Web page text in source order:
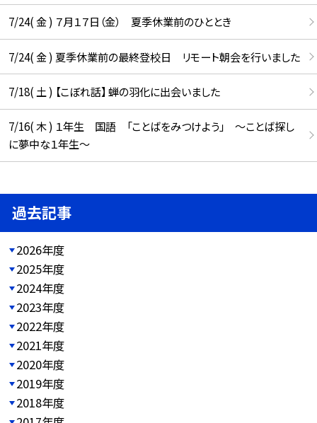
7/24( 金 ) ７月１７日（金） 夏季休業前のひととき
7/24( 金 ) 夏季休業前の最終登校日 リモート朝会を行いました
7/18( 土 ) 【こぼれ話】 蝉の羽化に出会いました
7/16( 木 ) １年生 国語 「ことばをみつけよう」 ～ことば探し
に夢中な１年生～
過去記事
2026年度
2025年度
2024年度
2023年度
2022年度
2021年度
2020年度
2019年度
2018年度